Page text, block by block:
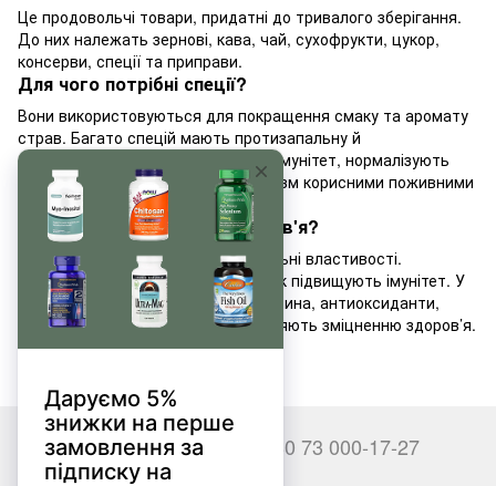
Це продовольчі товари, придатні до тривалого зберігання.
До них належать зернові, кава, чай, сухофрукти, цукор,
консерви, спеції та приправи.
Для чого потрібні спеції?
Вони використовуються для покращення смаку та аромату
страв. Багато спецій мають протизапальну й
антибактеріальну дію, зміцнюють імунітет, нормалізують
травлення та забезпечують організм корисними поживними
речовинами.
Які спеції покращують здоров'я?
Багато видів спецій мають лікувальні властивості.
Наприклад, імбир, куркума й часник підвищують імунітет. У
спеціях містяться вітаміни, клітковина, антиоксиданти,
мікро- та макроелементи, що сприяють зміцненню здоров’я.
+380 66 000-17-27 +380 73 000-17-27